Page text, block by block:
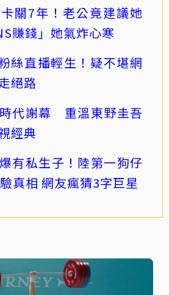
關7年！老公竟建議她
賺錢」她氣炸心寒
絲直播輕生！疑不堪網
絕路
代謝幕 重溫東野圭吾
經典
有私生子！陸第一狗仔
真相 網友瘋猜3字巨星